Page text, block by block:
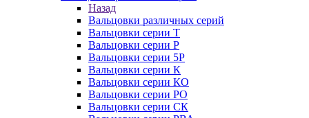
Назад
Вальцовки различных серий
Вальцовки серии Т
Вальцовки серии Р
Вальцовки серии 5Р
Вальцовки серии К
Вальцовки серии КО
Вальцовки серии РО
Вальцовки серии СК